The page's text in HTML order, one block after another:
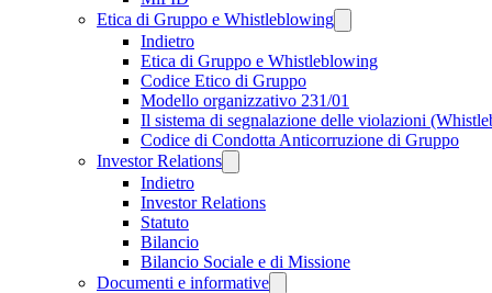
Etica di Gruppo e Whistleblowing
Indietro
Etica di Gruppo e Whistleblowing
Codice Etico di Gruppo
Modello organizzativo 231/01
Il sistema di segnalazione delle violazioni
Codice di Condotta Anticorruzione di Gruppo
Investor Relations
Indietro
Investor Relations
Statuto
Bilancio
Bilancio Sociale e di Missione
Documenti e informative